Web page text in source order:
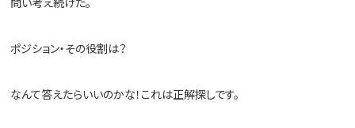
ポジション・その役割は？
なんて答えたらいいのかな！これは正解探しです。